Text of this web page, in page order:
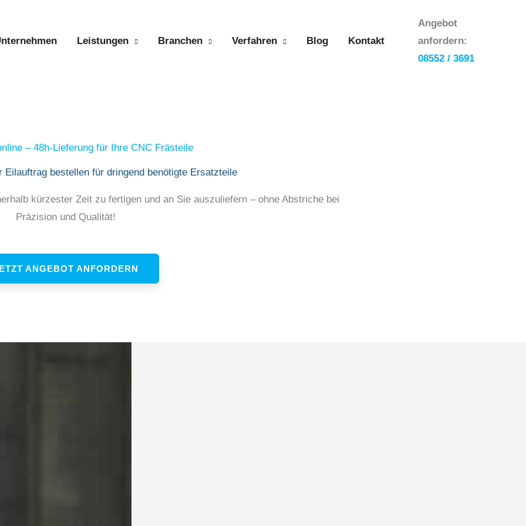
Leistungen Branchen Verfahren Blog Kontakt
Angebot
anfordern:
08552 / 3691
– 48h-Lieferung für Ihre CNC Frästeile
Eilauftrag bestellen für dringend benötigte Ersatzteile
kürzester Zeit zu fertigen und an Sie auszuliefern – ohne Abstriche bei
Präzision und Qualität!
ANGEBOT ANFORDERN